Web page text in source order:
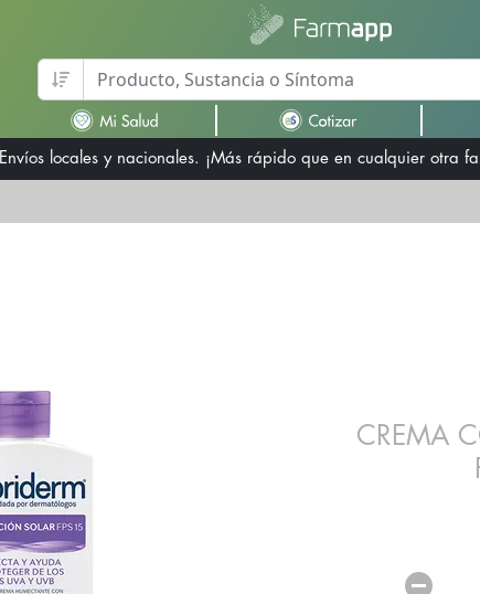
Envíos locales y nacionales. ¡Más rápido que en cualquier otra
CREMA